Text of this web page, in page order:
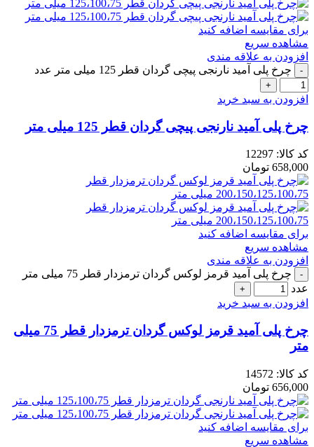
برای مقایسه اضافه کنید
مشاهده سریع
افزودن به علاقه مندی
چرخ پلی آمید نارنجی پیچی گردان قطر 125 میلی متر عدد
افزودن به سبد خرید
چرخ پلی آمید نارنجی پیچی گردان قطر 125 میلی متر
کد کالا: 12297
658,000 تومان
برای مقایسه اضافه کنید
مشاهده سریع
افزودن به علاقه مندی
چرخ پلی آمید قرمز لوکس گردان ترمزدار قطر 75 میلی متر
عدد
افزودن به سبد خرید
چرخ پلی آمید قرمز لوکس گردان ترمزدار قطر 75 میلی
متر
کد کالا: 14572
656,000 تومان
برای مقایسه اضافه کنید
مشاهده سریع